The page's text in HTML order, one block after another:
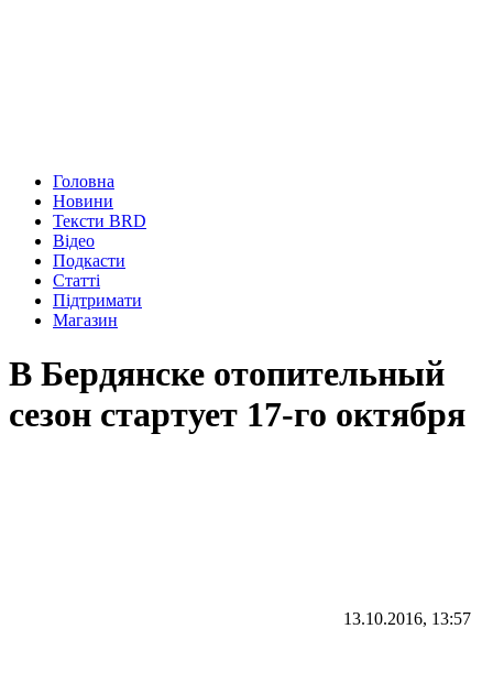
Головна
Новини
Тексти BRD
Відео
Подкасти
Статті
Підтримати
Магазин
В Бердянске отопительный
сезон стартует 17-го октября
13.10.2016, 13:57